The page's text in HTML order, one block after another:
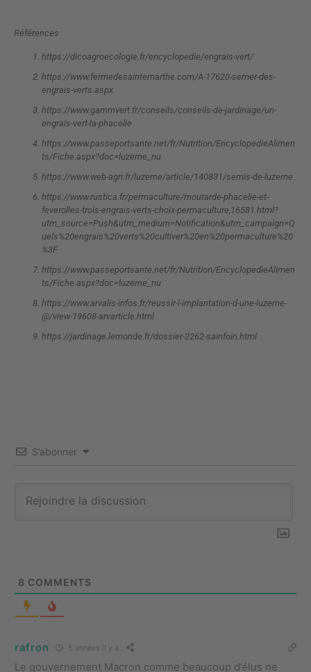
Références
https://dicoagroecologie.fr/encyclopedie/engrais-vert/
https://www.fermedesaintemarthe.com/A-17620-semer-des-
engrais-verts.aspx
https://www.gammvert.fr/conseils/conseils-de-jardinage/un-
engrais-vert-la-phacelie
https://www.passeportsante.net/fr/Nutrition/EncyclopedieAlimen
ts/Fiche.aspx?doc=luzerne_nu
https://www.web-agri.fr/luzerne/article/140831/semis-de-luzerne
https://www.rustica.fr/permaculture/moutarde-phacelie-et-
feverolles-trois-engrais-verts-choix-permaculture,16581.html?
utm_source=Push&utm_medium=Notification&utm_campaign=Q
uels%20engrais%20verts%20cultiver%20en%20permaculture%20
%3F
https://www.passeportsante.net/fr/Nutrition/EncyclopedieAlimen
ts/Fiche.aspx?doc=luzerne_nu
https://www.arvalis-infos.fr/reussir-l-implantation-d-une-luzerne-
@/view-19608-arvarticle.html
https://jardinage.lemonde.fr/dossier-2262-sainfoin.html
S’abonner
8 COMMENTS
rafron 5 années il y a
Le gouvernement Macron comme beaucoup d’élus ne